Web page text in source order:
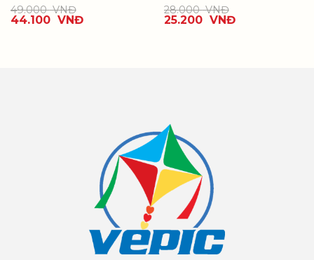
49.000VNĐ
44.100 VNĐ
28.000VNĐ
25.200 VNĐ